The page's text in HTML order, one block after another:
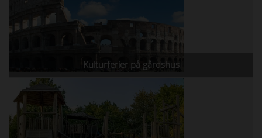
Kulturferier på gårdshus